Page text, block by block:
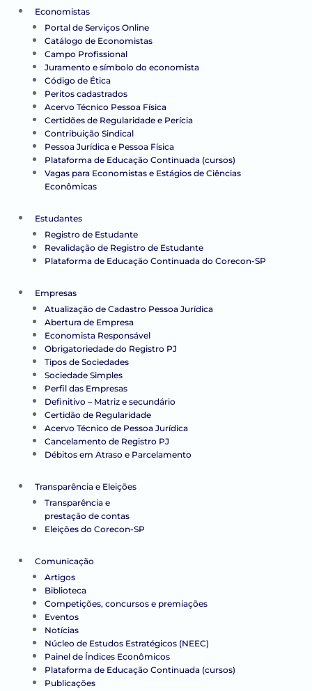
Economistas
Portal de Serviços Online
Catálogo de Economistas
Campo Profissional
Juramento e símbolo do economista
Código de Ética
Peritos cadastrados
Acervo Técnico Pessoa Física
Certidões de Regularidade e Perícia
Contribuição Sindical
Pessoa Jurídica e Pessoa Física
Plataforma de Educação Continuada (cursos)
Vagas para Economistas e Estágios de Ciências
Econômicas
Estudantes
Registro de Estudante
Revalidação de Registro de Estudante
Plataforma de Educação Continuada do Corecon-SP
Empresas
Atualização de Cadastro Pessoa Jurídica
Abertura de Empresa
Economista Responsável
Obrigatoriedade do Registro PJ
Tipos de Sociedades
Sociedade Simples
Perfil das Empresas
Definitivo – Matriz e secundário
Certidão de Regularidade
Acervo Técnico de Pessoa Jurídica
Cancelamento de Registro PJ
Débitos em Atraso e Parcelamento
Transparência e Eleições
Transparência e
prestação de contas
Eleições do Corecon-SP
Comunicação
Artigos
Biblioteca
Competições, concursos e premiações
Eventos
Notícias
Núcleo de Estudos Estratégicos (NEEC)
Painel de Índices Econômicos
Plataforma de Educação Continuada (cursos)
Publicações